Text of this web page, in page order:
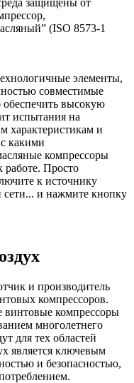
(ISO 8573-1
элементы,
совместимые
высокую
испытания на
характеристикам и
какими
компрессоры
работе. Просто
к источнику
сети... и нажмите кнопку
и производитель
компрессоров.
компрессоры
многолетнего
для тех областей
является ключевым
и безопасностью,